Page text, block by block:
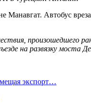
Автобус
произошедшего
на развязку моста
экспорт…